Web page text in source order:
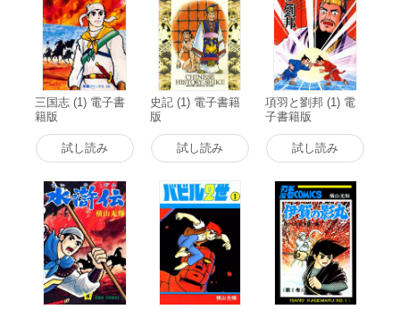
三国志 (1) 電子書
籍版
試し読み
史記 (1) 電子書籍
版
試し読み
項羽と劉邦 (1) 電
子書籍版
試し読み